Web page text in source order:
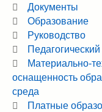
Документы
Образование
Руководство
Педагогический
Материально-
оснащенность
среда
Платные